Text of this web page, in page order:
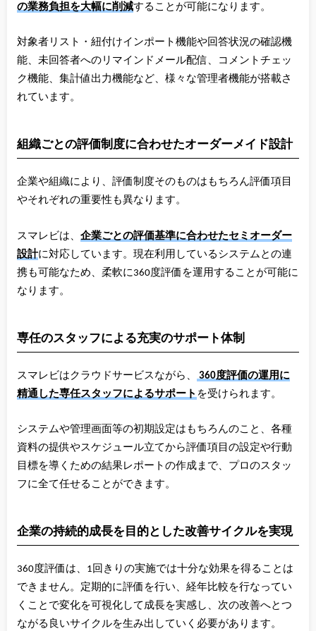
の業務負担を大幅に削減することが可能になります。
対象者リスト・紐付けインポート機能や回答状況の確認機
能、未回答者へのリマインドメール配信、コメントチェッ
ク機能、集計値出力機能など、様々な管理者機能が搭載さ
れています。
組織ごとの評価制度に合わせたオーダーメイド設計
企業や組織により、評価制度そのものはもちろん評価項目
やそれぞれの重要性も異なります。
スマレビは、 企業ごとの評価基準に合わせたセミオーダー
設計に対応しています。現在利用しているシステムとの連
携も可能なため、柔軟に360度評価を運用することが可能に
なります。
専任のスタッフによる充実のサポート体制
スマレビはクラウドサービスながら、
360度評価の運用に
精通した専任スタッフによるサポート を受けられます。
システムや管理画面等の初期設定はもちろんのこと、各種
資料の提供やスケジュール立てから評価項目の設定や行動
目標を導くための結果レポートの作成まで、プロのスタッ
フに全て任せることができます。
企業の持続的成長を目的とした改善サイクルを実現
360度評価は、1回きりの実施では十分な効果を得ることは
できません。定期的に評価を行い、経年比較を行なってい
くことで変化を可視化して成長を実感し、次の改善へとつ
ながる良いサイクルを生み出していく必要があります。